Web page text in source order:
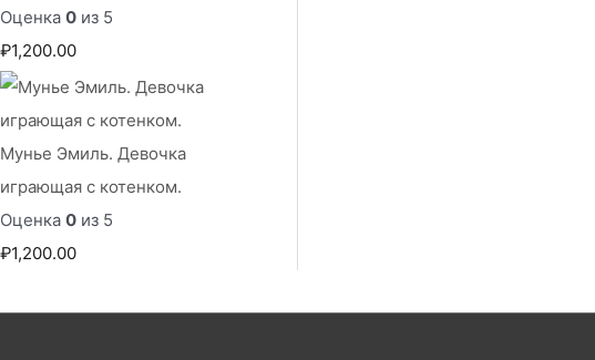
Оценка 0 из 5
₽1,200.00
Мунье Эмиль. Девочка
играющая с котенком.
Оценка 0 из 5
₽1,200.00